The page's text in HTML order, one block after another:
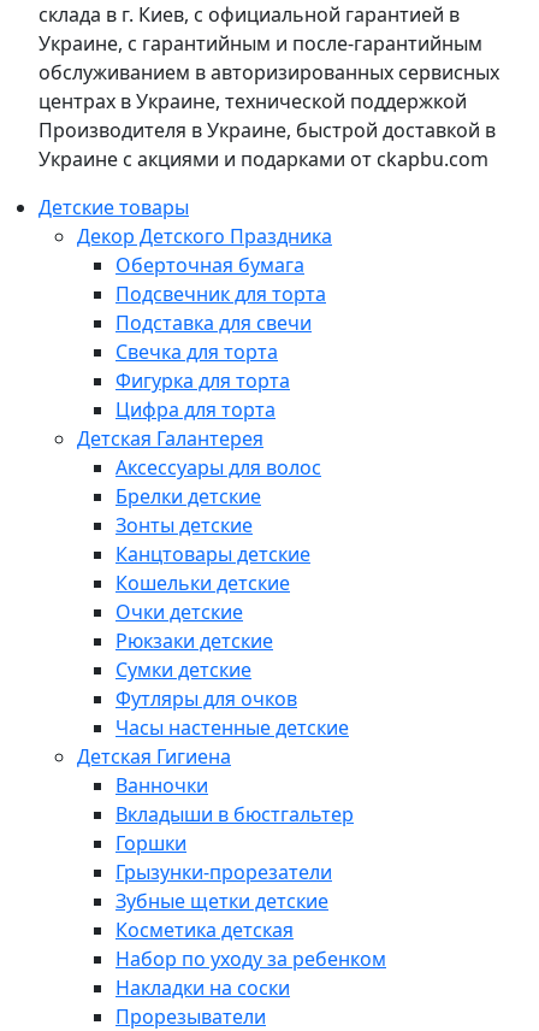
склада в г. Киев, с официальной гарантией в
Украине, с гарантийным и после-гарантийным
обслуживанием в авторизированных сервисных
центрах в Украине, технической поддержкой
Производителя в Украине, быстрой доставкой в
Украине с акциями и подарками от ckapbu.com
Детские товары
Декор Детского Праздника
Оберточная бумага
Подсвечник для торта
Подставка для свечи
Свечка для торта
Фигурка для торта
Цифра для торта
Детская Галантерея
Аксессуары для волос
Брелки детские
Зонты детские
Канцтовары детские
Кошельки детские
Очки детские
Рюкзаки детские
Сумки детские
Футляры для очков
Часы настенные детские
Детская Гигиена
Ванночки
Вкладыши в бюстгальтер
Горшки
Грызунки-прорезатели
Зубные щетки детские
Косметика детская
Набор по уходу за ребенком
Накладки на соски
Прорезыватели